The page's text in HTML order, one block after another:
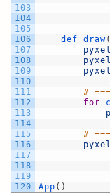
103
104
105
106
107
108
109
110
111
112
113
114
115
116
117
118
119
120
def draw(
pyxel
pyxel
pyxel
#
for
#
pyxel
App ( )